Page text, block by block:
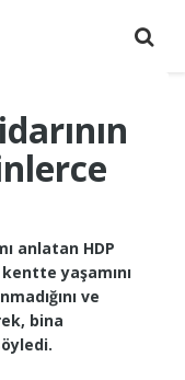
anlatan HDP
yaşamını
ve
bina